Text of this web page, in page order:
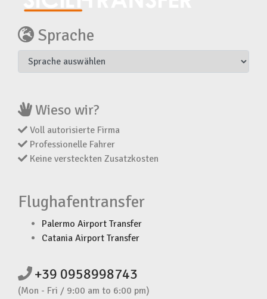
Sprache
Wieso wir?
Voll autorisierte Firma
Professionelle Fahrer
Keine versteckten Zusatzkosten
Flughafentransfer
Palermo Airport Transfer
Catania Airport Transfer
+39 0958998743
(Mon - Fri / 9:00 am to 6:00 pm)